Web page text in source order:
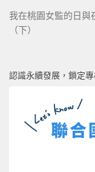
我在桃園女監的日與
（下）
認識永續發展，鎖定專